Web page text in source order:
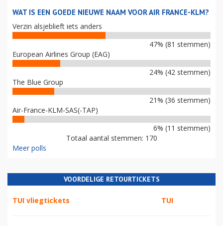
WAT IS EEN GOEDE NIEUWE NAAM VOOR AIR FRANCE-KLM?
Verzin alsjeblieft iets anders
47% (81 stemmen)
European Airlines Group (EAG)
24% (42 stemmen)
The Blue Group
21% (36 stemmen)
Air-France-KLM-SAS(-TAP)
6% (11 stemmen)
Totaal aantal stemmen: 170
Meer polls
VOORDELIGE RETOURTICKETS
TUI vliegtickets TUI